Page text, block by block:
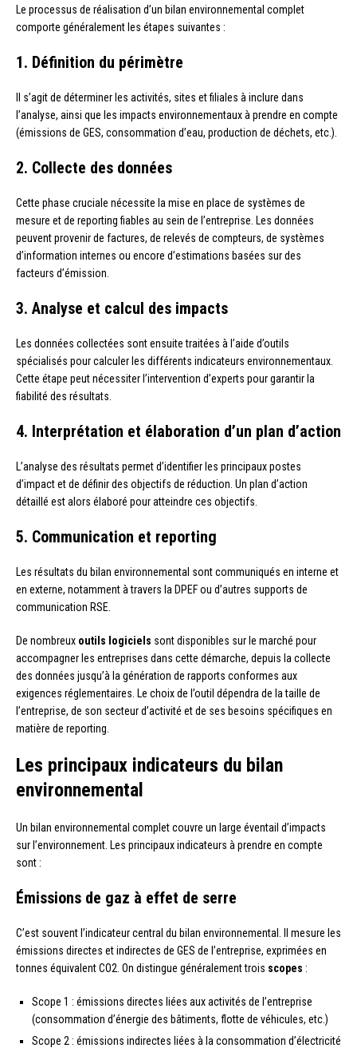
Le processus de réalisation d’un bilan environnemental complet
comporte généralement les étapes suivantes :
1. Définition du périmètre
Il s’agit de déterminer les activités, sites et filiales à inclure dans
l’analyse, ainsi que les impacts environnementaux à prendre en compte
(émissions de GES, consommation d’eau, production de déchets, etc.).
2. Collecte des données
Cette phase cruciale nécessite la mise en place de systèmes de
mesure et de reporting fiables au sein de l’entreprise. Les données
peuvent provenir de factures, de relevés de compteurs, de systèmes
d’information internes ou encore d’estimations basées sur des
facteurs d’émission.
3. Analyse et calcul des impacts
Les données collectées sont ensuite traitées à l’aide d’outils
spécialisés pour calculer les différents indicateurs environnementaux.
Cette étape peut nécessiter l’intervention d’experts pour garantir la
fiabilité des résultats.
4. Interprétation et élaboration d’un plan d’action
L’analyse des résultats permet d’identifier les principaux postes
d’impact et de définir des objectifs de réduction. Un plan d’action
détaillé est alors élaboré pour atteindre ces objectifs.
5. Communication et reporting
Les résultats du bilan environnemental sont communiqués en interne et
en externe, notamment à travers la DPEF ou d’autres supports de
communication RSE.
De nombreux outils logiciels sont disponibles sur le marché pour
accompagner les entreprises dans cette démarche, depuis la collecte
des données jusqu’à la génération de rapports conformes aux
exigences réglementaires. Le choix de l’outil dépendra de la taille de
l’entreprise, de son secteur d’activité et de ses besoins spécifiques en
matière de reporting.
Les principaux indicateurs du bilan
environnemental
Un bilan environnemental complet couvre un large éventail d’impacts
sur l’environnement. Les principaux indicateurs à prendre en compte
sont :
Émissions de gaz à effet de serre
C’est souvent l’indicateur central du bilan environnemental. Il mesure les
émissions directes et indirectes de GES de l’entreprise, exprimées en
tonnes équivalent CO2. On distingue généralement trois scopes :
Scope 1 : émissions directes liées aux activités de l’entreprise
(consommation d’énergie des bâtiments, flotte de véhicules, etc.)
Scope 2 : émissions indirectes liées à la consommation d’électricité